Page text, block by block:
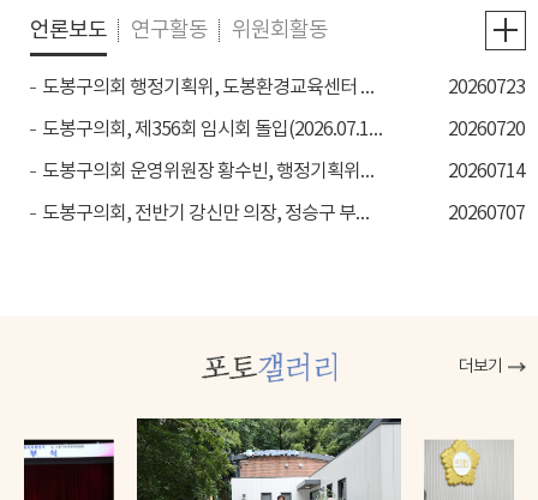
언론보도
도봉구의회 행정기획위, 도봉환경교육센터 첫 현장방문 실시 (2026.07.23., 시정일보)
20260723
도봉구의회, 제356회 임시회 돌입(2026.07.18., 전국매일신문 )
20260720
도봉구의회 운영위원장 황수빈, 행정기획위원장 조미애, 복지건설위원장 강혜란 선출 (2026.07.14., 시민일보)
20260714
도봉구의회, 전반기 강신만 의장, 정승구 부의장 선출(2026.07.07., 서울일보)
20260707
연구활동 위원회활동
더보기